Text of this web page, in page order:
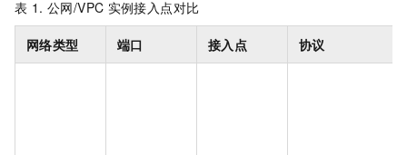
表 1. 公网/VPC 实例接入点对比
网络类型 端口 接入点 协议